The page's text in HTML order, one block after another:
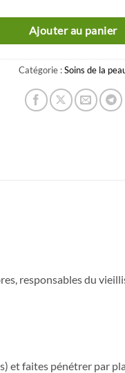
Ajouter au panier
Catégorie :Soins de la
responsables du
et faites pénétrer par